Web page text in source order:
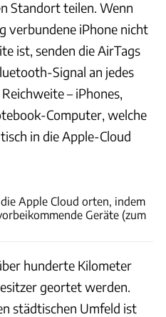
Standort teilen. Wenn
verbundene iPhone nicht
ist, senden die AirTags
Signal an jedes
– iPhones,
Computer, welche
in die Apple-Cloud
Apple Cloud orten, indem
Geräte (zum
hunderte Kilometer
geortet werden.
städtischen Umfeld ist